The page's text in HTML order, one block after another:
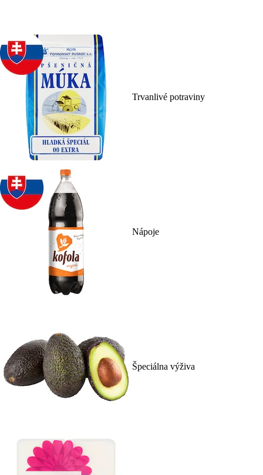
Trvanlivé potraviny
Nápoje
Špeciálna výživa